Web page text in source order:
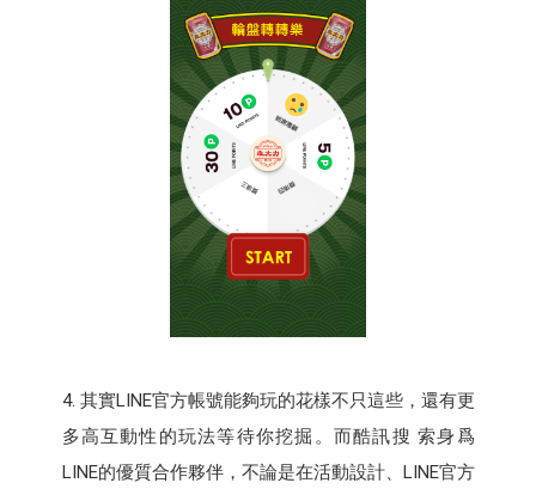
4. 其實LINE官方帳號能夠玩的花樣不只這些，還有更
多高互動性的玩法等待你挖掘。而酷訊搜 索身爲
LINE的優質合作夥伴，不論是在活動設計、LINE官方